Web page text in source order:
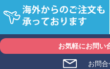
お気軽にお問い
お問合